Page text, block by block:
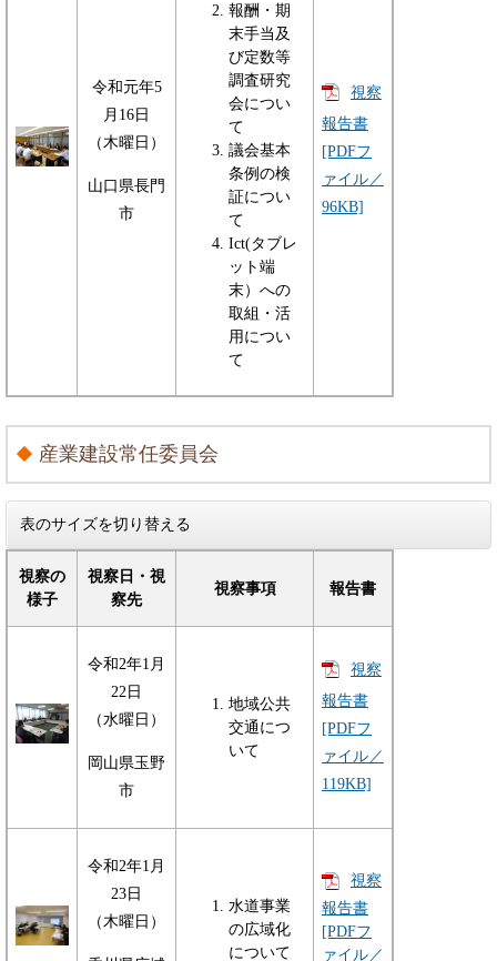
令和元年5
月16日
（木曜日）
山口県長門
市
報酬・期
末手当及
び定数等
調査研究
会につい
て
議会基本
条例の検
証につい
て
Ict(タブレ
ット端
末）への
取組・活
用につい
て
視察
報告書
[PDFフ
ァイル／
96KB]
産業建設常任委員会
表のサイズを切り替える
視察の
様子
視察日・視
察先
視察事項 報告書
令和2年1月
22日
（水曜日）
岡山県玉野
市
地域公共
交通につ
いて
視察
報告書
[PDFフ
ァイル／
119KB]
令和2年1月
23日
（木曜日）
水道事業
の広域化
について
視察
報告書
[PDFフ
ァイル／